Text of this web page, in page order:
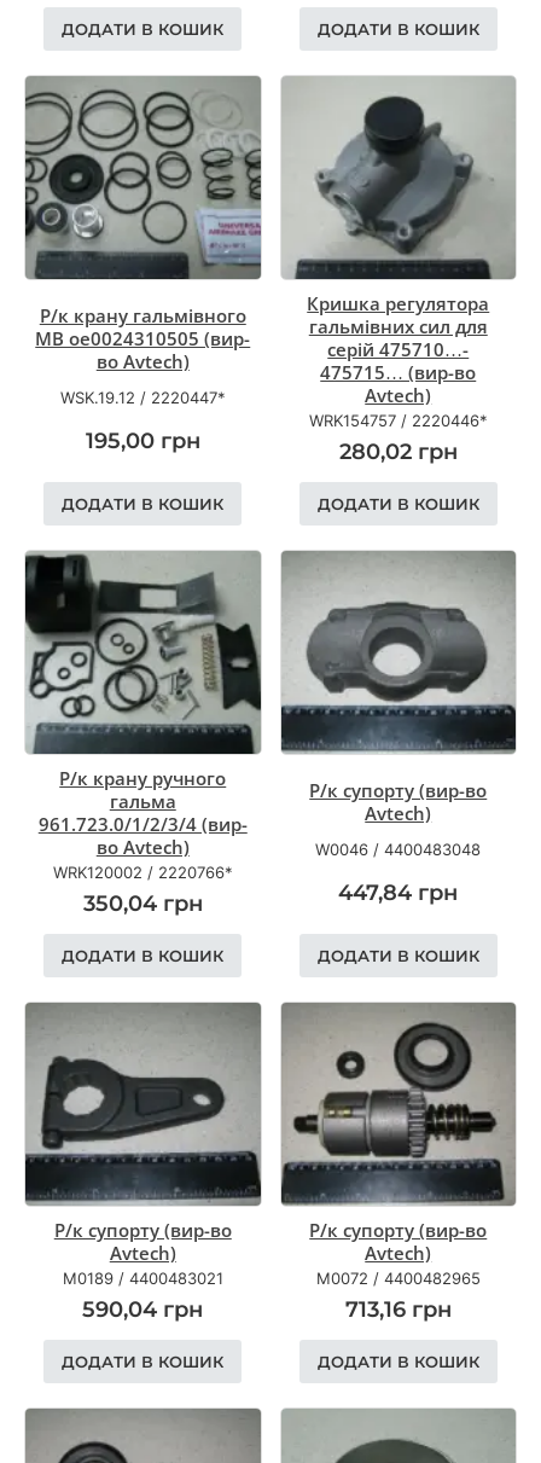
ДОДАТИ В КОШИК ДОДАТИ В КОШИК
Р/к крану гальмівного
MB oe0024310505 (вир-
во Avtech)
WSK.19.12 / 2220447*
195,00 грн
ДОДАТИ В КОШИК
Кришка регулятора
гальмівних сил для
серій 475710…-
475715… (вир-во
Avtech)
WRK154757/ 2220446*
280,02 грн
ДОДАТИ В КОШИК
Р/к крану ручного
гальма
961.723.0/1/2/3/4 (вир-
во Avtech)
WRK120002 / 2220766*
350,04 грн
ДОДАТИ В КОШИК
Р/к супорту (вир-во
Avtech)
W0046 /4400483048
447,84 грн
ДОДАТИ В КОШИК
Р/к супорту (вир-во
Avtech)
M0189/ 4400483021
590,04 грн
ДОДАТИ В КОШИК
Р/к супорту (вир-во
Avtech)
M0072 / 4400482965
713,16 грн
ДОДАТИ В КОШИК